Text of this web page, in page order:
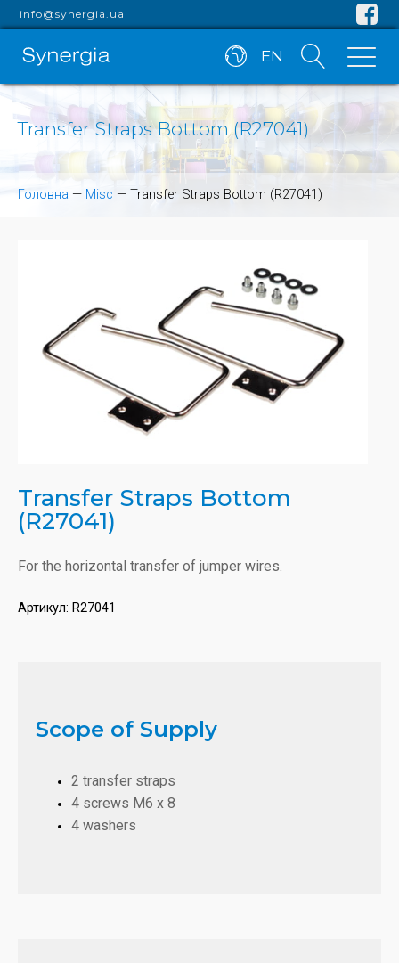
info@synergia.ua
EN
Transfer Straps Bottom (R27041)
Головна — Misc — Transfer Straps Bottom (R27041)
Transfer Straps Bottom
(R27041)
For the horizontal transfer of jumper wires.
Артикул: R27041
Scope of Supply
2 transfer straps
4 screws M6 x 8
4 washers